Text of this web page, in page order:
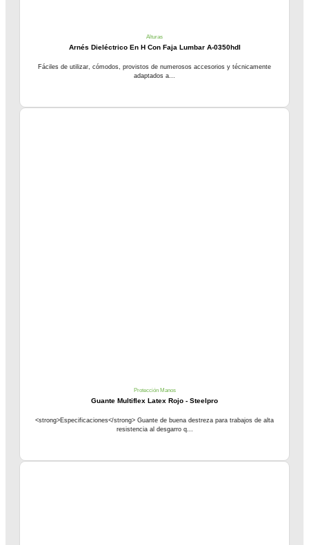
Alturas
Arnés Dieléctrico En H Con Faja Lumbar A-0350hdl
Fáciles de utilizar, cómodos, provistos de numerosos accesorios y técnicamente
adaptados a...
Protección Manos
Guante Multiflex Latex Rojo - Steelpro
<strong>Especificaciones</strong> Guante de buena destreza para trabajos de alta
resistencia al desgarro q...